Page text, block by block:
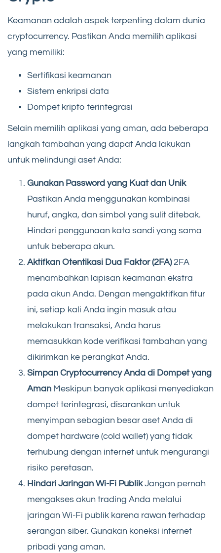
Keamanan adalah aspek terpenting dalam dunia
cryptocurrency. Pastikan Anda memilih aplikasi
yang memiliki:
Sertifikasi keamanan
Sistem enkripsi data
Dompet kripto terintegrasi
Selain memilih aplikasi yang aman, ada beberapa
langkah tambahan yang dapat Anda lakukan
untuk melindungi aset Anda:
Gunakan Password yang Kuat dan Unik
Pastikan Anda menggunakan kombinasi
huruf, angka, dan simbol yang sulit ditebak.
Hindari penggunaan kata sandi yang sama
untuk beberapa akun.
Aktifkan Otentikasi Dua Faktor (2FA)2FA
menambahkan lapisan keamanan ekstra
pada akun Anda. Dengan mengaktifkan fitur
ini, setiap kali Anda ingin masuk atau
melakukan transaksi, Anda harus
memasukkan kode verifikasi tambahan yang
dikirimkan ke perangkat Anda.
Simpan Cryptocurrency Anda di Dompet yang
Aman Meskipun banyak aplikasi menyediakan
dompet terintegrasi, disarankan untuk
menyimpan sebagian besar aset Anda di
dompet hardware (cold wallet) yang tidak
terhubung dengan internet untuk mengurangi
risiko peretasan.
Hindari Jaringan Wi-Fi PublikJangan pernah
mengakses akun trading Anda melalui
jaringan Wi-Fi publik karena rawan terhadap
serangan siber. Gunakan koneksi internet
pribadi yang aman.